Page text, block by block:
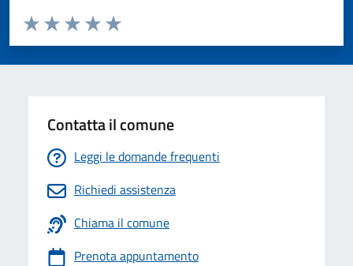
Valuta da 1 a 5 stelle la pagina
Valuta 5 stelle su 5
Valuta 4 stelle su 5
Valuta 3 stelle su 5
Valuta 2 stelle su 5
Valuta 1 stelle su 5
Contatta il comune
Leggi le domande frequenti
Richiedi assistenza
Chiama il comune
Prenota appuntamento